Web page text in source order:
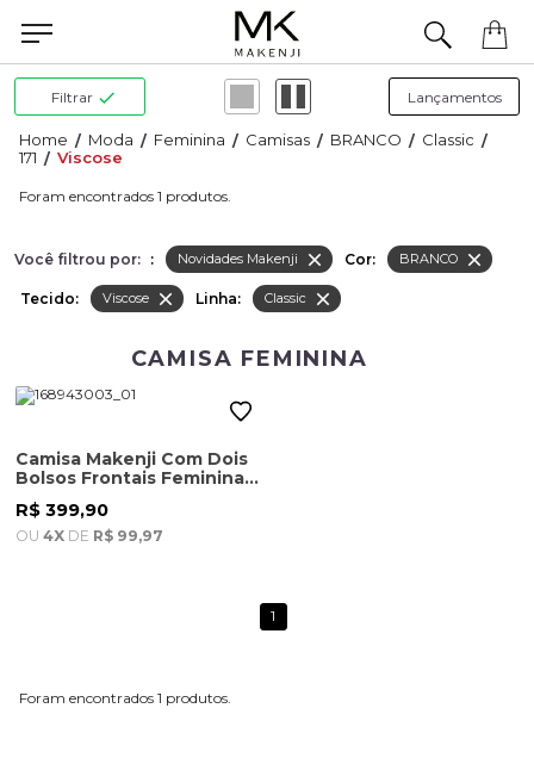
Filtrar
Moda Feminina Camisas BRANCO
Classic
171
Viscose
1
Você filtrou por: : Novidades Makenji Cor: BRANCO
Tecido: Viscose Linha: Classic
CAMISA FEMININA
Camisa Makenji Com Dois
Bolsos Frontais Feminina
Branca
R$ 399,90
OU 4X DE R$ 99,97
1
1